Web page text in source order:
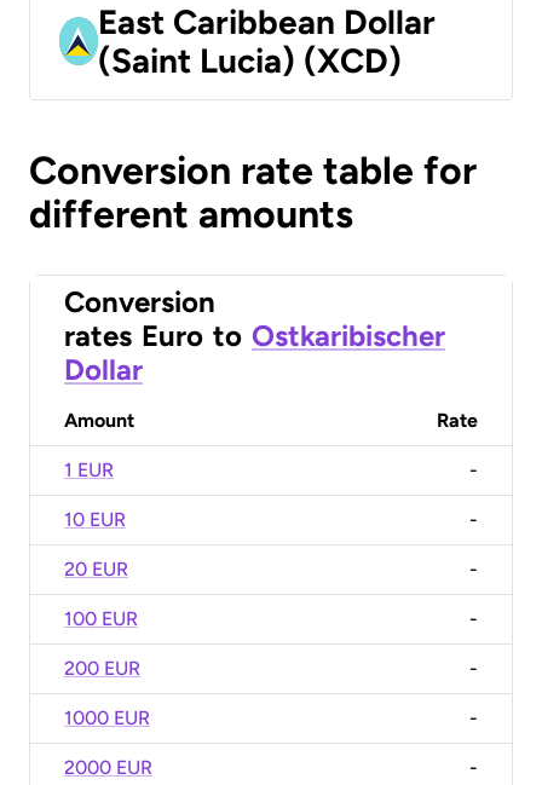
East Caribbean Dollar
(Saint Lucia) (XCD)
Conversion rate table for
different amounts
Conversion
rates Euro to Ostkaribischer
Dollar
Amount Rate
1 EUR -
10 EUR -
20 EUR -
100 EUR -
200 EUR -
1000 EUR -
2000 EUR -